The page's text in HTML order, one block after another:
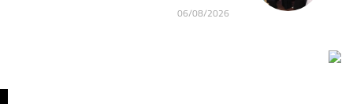
06/08/2026